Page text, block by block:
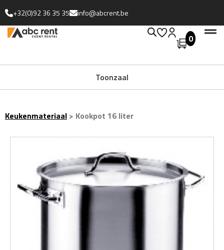
+32(0)92 36 35 35 info@abcrent.be
0
Toonzaal
Keukenmateriaal > Kookpot 16 liter